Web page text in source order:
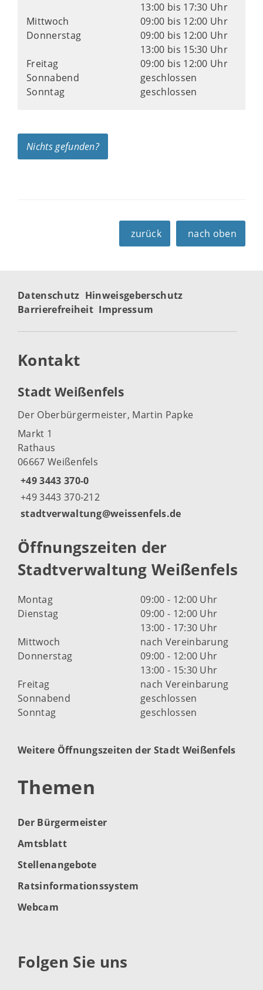
13:00 bis 17:30 Uhr
Mittwoch
09:00 bis 12:00 Uhr
Donnerstag
09:00 bis 12:00 Uhr
13:00 bis 15:30 Uhr
Freitag
09:00 bis 12:00 Uhr
Sonnabend
geschlossen
Sonntag
geschlossen
Nichts gefunden?
zurück nach oben
Datenschutz Hinweisgeberschutz
Barrierefreiheit Impressum
Kontakt
Stadt Weißenfels
Der Oberbürgermeister, Martin Papke
Markt 1
Rathaus
06667 Weißenfels
+49 3443 370-0
+49 3443 370-212
stadtverwaltung@weissenfels.de
Öffnungszeiten der
Stadtverwaltung Weißenfels
Montag
09:00 - 12:00 Uhr
Dienstag
09:00 - 12:00 Uhr
13:00 - 17:30 Uhr
Mittwoch
nach Vereinbarung
Donnerstag
09:00 - 12:00 Uhr
13:00 - 15:30 Uhr
Freitag
nach Vereinbarung
Sonnabend
geschlossen
Sonntag
geschlossen
Weitere Öffnungszeiten der Stadt Weißenfels
Themen
Der Bürgermeister
Amtsblatt
Stellenangebote
Ratsinformationssystem
Webcam
Folgen Sie uns